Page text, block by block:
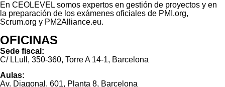
En CEOLEVEL somos expertos en gestión de proyectos y en
la preparación de los exámenes oficiales de PMI.org,
Scrum.org y PM2Alliance.eu.
OFICINAS
Sede fiscal:
C/ LLull, 350-360, Torre A 14-1, Barcelona
Aulas:
Av. Diagonal, 601, Planta 8, Barcelona